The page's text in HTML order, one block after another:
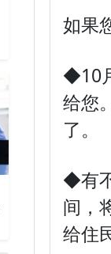
如果
◆10
给您
了。
◆有
间，
给住